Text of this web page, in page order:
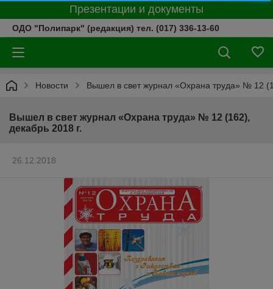
Презентации и документы
ОДО "Полипарк" (редакция) тел. (017) 336-13-60
Новости Вышел в свет журнал «Охрана труда» № 12
Вышел в свет журнал «Охрана труда» № 12 (162),
декабрь 2018 г.
26.12.2018